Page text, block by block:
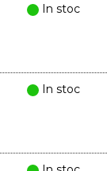
In stoc
In stoc